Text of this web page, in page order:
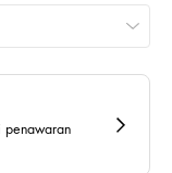
penawaran